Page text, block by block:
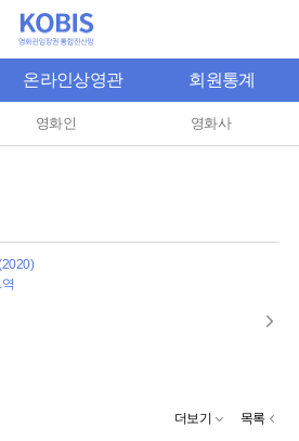
온라인상영관 회원통계
영화인 영화사
더보기 목록